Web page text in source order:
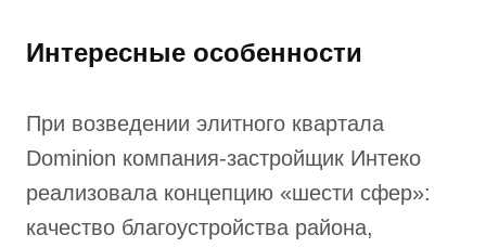
Интересные особенности
При возведении элитного квартала
Dominion компания-застройщик Интеко
реализовала концепцию «шести сфер»:
качество благоустройства района,